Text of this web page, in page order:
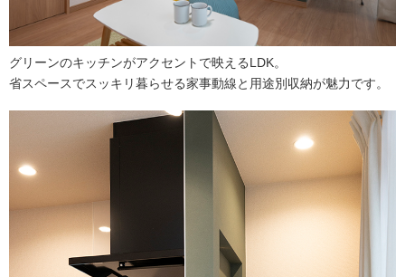
グリーンのキッチンがアクセントで映えるLDK。
省スペースでスッキリ暮らせる家事動線と用途別収納が魅力です。